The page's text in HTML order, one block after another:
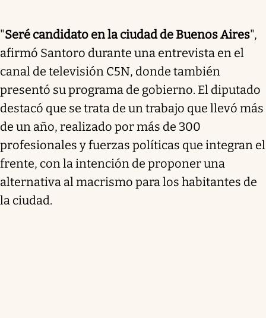
"Seré candidato en la ciudad de Buenos Aires",
afirmó Santoro durante una entrevista en el
canal de televisión C5N, donde también
presentó su programa de gobierno. El diputado
destacó que se trata de un trabajo que llevó más
de un año, realizado por más de 300
profesionales y fuerzas políticas que integran el
frente, con la intención de proponer una
alternativa al macrismo para los habitantes de
la ciudad.